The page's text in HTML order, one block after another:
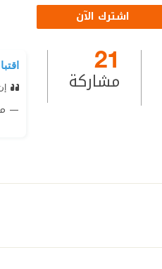
اشترك الآن
21
مشاركة